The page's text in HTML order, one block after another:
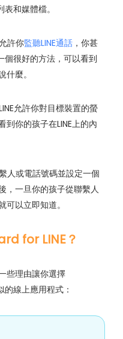
和媒體檔。
許你監聽LINE通話 ，你甚
個很好的方法，可以看到
麼。
允許你對目標裝置的螢
你的孩子在LINE上的內
人或電話號碼並設定一個
，一旦你的孩子從聯繫人
以立即知道。
for LINE？
些理由讓你選擇
線上應用程式：